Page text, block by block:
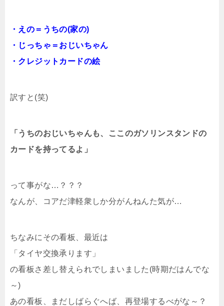
・えの＝うちの(家の)
・じっちゃ＝おじいちゃん
・クレジットカードの絵
訳すと(笑)
「うちのおじいちゃんも、ここのガソリンスタンドの
カードを持ってるよ」
って事がな…？？？
なんが、コアだ津軽衆しか分がんねんた気が…
ちなみにその看板、最近は
「タイヤ交換承ります」
の看板さ差し替えられでしまいました(時期だはんでな
～)
あの看板、まだしばらぐへば、再登場するべがな～？